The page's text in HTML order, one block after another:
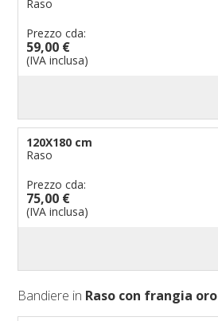
Raso
Prezzo cda:
59,00 €
(IVA inclusa)
120X180 cm
Raso
Prezzo cda:
75,00 €
(IVA inclusa)
Bandiere in Raso con frangia oro